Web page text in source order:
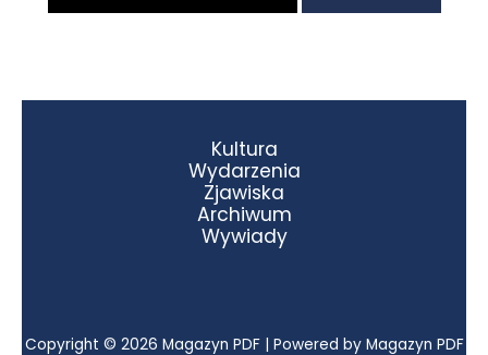
Kultura
Wydarzenia
Zjawiska
Archiwum
Wywiady
Copyright © 2026 Magazyn PDF | Powered by Magazyn PDF